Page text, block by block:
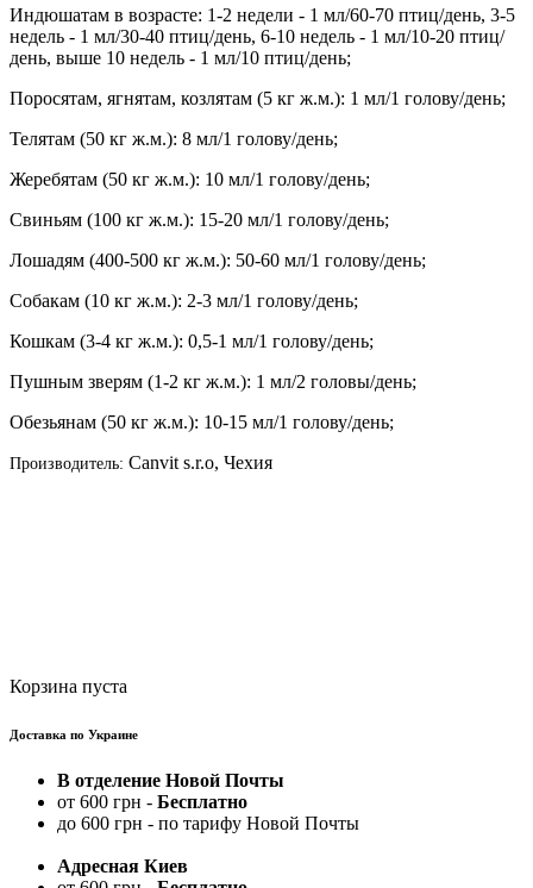
Индюшатам в возрасте: 1-2 недели - 1 мл/60-70 птиц/день, 3-5
недель - 1 мл/30-40 птиц/день, 6-10 недель - 1 мл/10-20 птиц/
день, выше 10 недель - 1 мл/10 птиц/день;
Поросятам, ягнятам, козлятам (5 кг ж.м.): 1 мл/1 голову/день;
Телятам (50 кг ж.м.): 8 мл/1 голову/день;
Жеребятам (50 кг ж.м.): 10 мл/1 голову/день;
Свиньям (100 кг ж.м.): 15-20 мл/1 голову/день;
Лошадям (400-500 кг ж.м.): 50-60 мл/1 голову/день;
Собакам (10 кг ж.м.): 2-3 мл/1 голову/день;
Кошкам (3-4 кг ж.м.): 0,5-1 мл/1 голову/день;
Пушным зверям (1-2 кг ж.м.): 1 мл/2 головы/день;
Обезьянам (50 кг ж.м.): 10-15 мл/1 голову/день;
Производитель: Canvit s.r.o, Чехия
Корзина пуста
Доставка по Украине
В отделение Новой Почты
от 600 грн - Бесплатно
до 600 грн - по тарифу Новой Почты
Адресная Киев